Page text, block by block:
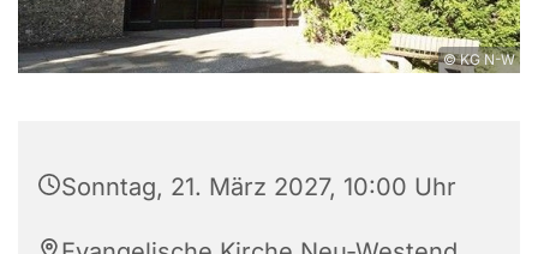
© KG N-W
Sonntag, 21. März 2027, 10:00 Uhr